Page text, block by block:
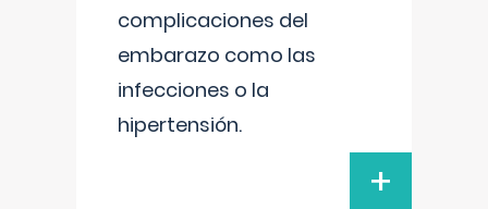
complicaciones del
embarazo como las
infecciones o la
hipertensión.
+